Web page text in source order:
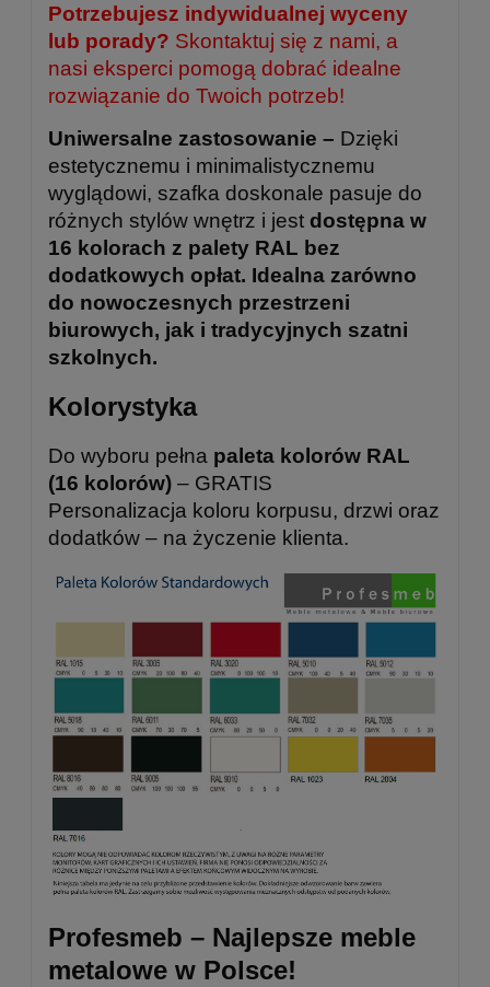
Potrzebujesz indywidualnej wyceny
lub porady? Skontaktuj się z nami, a
nasi eksperci pomogą dobrać idealne
rozwiązanie do Twoich potrzeb!
Uniwersalne zastosowanie – Dzięki
estetycznemu i minimalistycznemu
wyglądowi, szafka doskonale pasuje do
różnych stylów wnętrz i jest dostępna w
16 kolorach z palety RAL bez
dodatkowych opłat. Idealna zarówno
do nowoczesnych przestrzeni
biurowych, jak i tradycyjnych szatni
szkolnych.
Kolorystyka
Do wyboru pełna paleta kolorów RAL
(16 kolorów) – GRATIS
Personalizacja koloru korpusu, drzwi oraz
dodatków – na życzenie klienta.
Profesmeb – Najlepsze meble
metalowe w Polsce!